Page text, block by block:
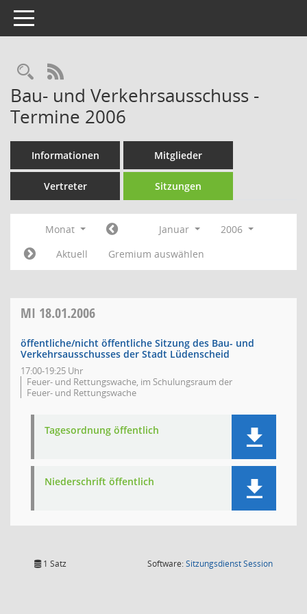
Toggle navigation
Rechercheauswahl
RSS-Feed
Bau- und Verkehrsausschuss -
Termine 2006
Informationen Mitglieder
Vertreter Sitzungen
Monat Januar
2006
Aktuell
Gremium auswählen
MI 18.01.2006
öffentliche/nicht öffentliche Sitzung des Bau- und
Verkehrsausschusses der Stadt Lüdenscheid
17:00-19:25 Uhr
Feuer- und Rettungswache, im Schulungsraum der
Feuer- und Rettungswache
Tagesordnung öffentlich
Niederschrift öffentlich
1 Satz Software:SitzungsdienstSession(Wird in